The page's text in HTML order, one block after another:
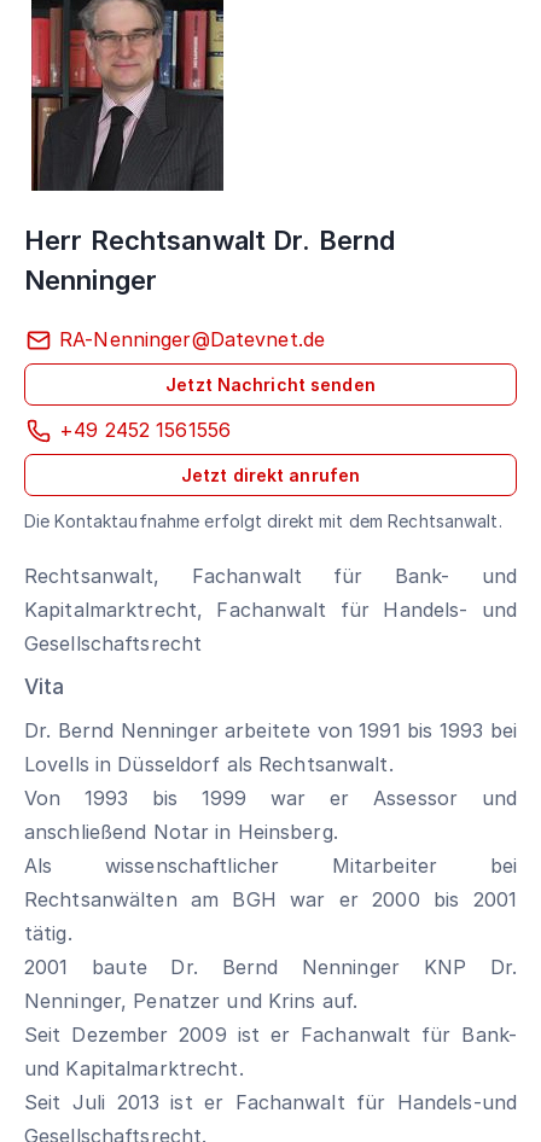
Herr Rechtsanwalt Dr. Bernd
Nenninger
RA-Nenninger@Datevnet.de
Jetzt Nachricht senden
+49 2452 1561556
Jetzt direkt anrufen
Die Kontaktaufnahme erfolgt direkt mit dem Rechtsanwalt.
Rechtsanwalt, Fachanwalt für Bank- und
Kapitalmarktrecht, Fachanwalt für Handels- und
Gesellschaftsrecht
Vita
Dr. Bernd Nenninger arbeitete von 1991 bis 1993 bei
Lovells in Düsseldorf als Rechtsanwalt.
Von 1993 bis 1999 war er Assessor und
anschließend Notar in Heinsberg.
Als wissenschaftlicher Mitarbeiter bei
Rechtsanwälten am BGH war er 2000 bis 2001
tätig.
2001 baute Dr. Bernd Nenninger KNP Dr.
Nenninger, Penatzer und Krins auf.
Seit Dezember 2009 ist er Fachanwalt für Bank-
und Kapitalmarktrecht.
Seit Juli 2013 ist er Fachanwalt für Handels-und
Gesellschaftsrecht.